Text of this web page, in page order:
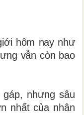
hôm nay như
vẫn còn bao
nhưng sâu
nhất của nhân